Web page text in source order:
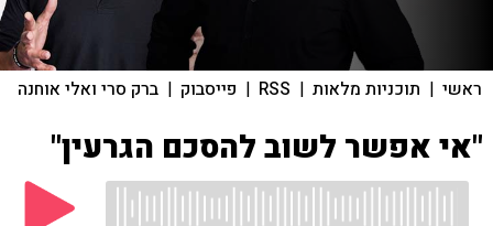
ראשי | תוכניות מלאות |
RSS
| פייסבוק | ברק סרי ואלי אוחנה
"אי אפשר לשוב להסכם הגרעין"